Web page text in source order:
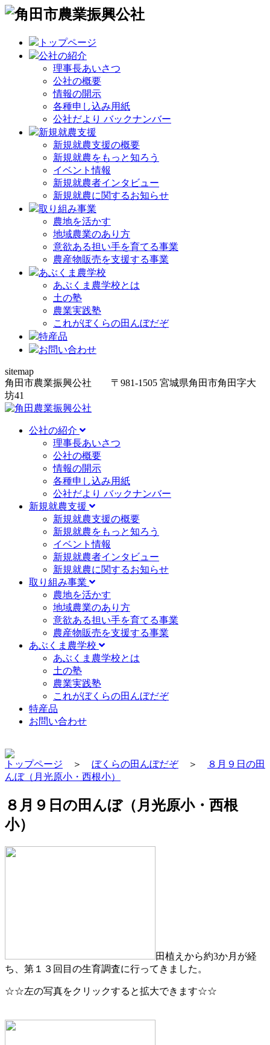
トップページ
公社の紹介
理事長あいさつ
公社の概要
情報の開示
各種申し込み用紙
公社だより バックナンバー
新規就農支援
新規就農支援の概要
新規就農をもっと知ろう
イベント情報
新規就農者インタビュー
新規就農に関するお知らせ
取り組み事業
農地を活かす
地域農業のあり方
意欲ある担い手を育てる事業
農産物販売を支援する事業
あぶくま農学校
あぶくま農学校とは
土の塾
農業実践塾
これがぼくらの田んぼだぞ
特産品
お問い合わせ
sitemap
角田市農業振興公社 〒981-1505 宮城県角田市角田字大
坊41
公社の紹介
理事長あいさつ
公社の概要
情報の開示
各種申し込み用紙
公社だより バックナンバー
新規就農支援
新規就農支援の概要
新規就農をもっと知ろう
イベント情報
新規就農者インタビュー
新規就農に関するお知らせ
取り組み事業
農地を活かす
地域農業のあり方
意欲ある担い手を育てる事業
農産物販売を支援する事業
あぶくま農学校
あぶくま農学校とは
土の塾
農業実践塾
これがぼくらの田んぼだぞ
特産品
お問い合わせ
トップページ ＞ ぼくらの田んぼだぞ＞
８月９日の田
んぼ（月光原小・西根小）
８月９日の田んぼ（月光原小・西根
小）
田植えから約3か月が経
ち、第１３回目の生育調査に行ってきました。
☆☆左の写真をクリックすると拡大できます☆☆